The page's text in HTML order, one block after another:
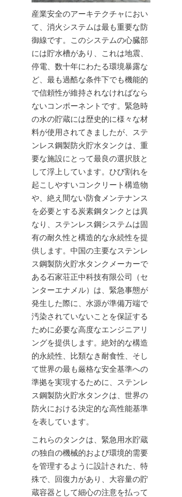
産業安全のアーキテクチャにおい
て、消火システムは最も重要な防
御線です。このシステムの心臓部
には貯水槽があり、これは地震、
停電、数十年にわたる環境暴露な
ど、最も過酷な条件下でも機能的
で信頼性が維持されなければなら
ないコンポーネントです。緊急時
の水の貯蔵には歴史的に様々な材
料が使用されてきましたが、ステ
ンレス鋼製防火貯水タンクは、重
要な施設にとって最良の選択肢と
して浮上しています。ひび割れを
起こしやすいコンクリート構造物
や、絶え間ない防食メンテナンス
を必要とする炭素鋼タンクとは異
なり、ステンレス鋼システムは固
有の耐久性と構造的な永続性を提
供します。中国の主要なステンレ
ス鋼製防火貯水タンクメーカーで
ある石家荘正中科技有限公司（セ
ンターエナメル）は、緊急事態が
発生した際に、水源が準備万端で
汚染されていないことを保証する
ために必要な高度なエンジニアリ
ングを提供します。絶対的な構造
的永続性、比類なき耐食性、そし
て世界の最も厳格な安全基準への
準拠を実現するために、ステンレ
ス鋼製防火貯水タンクは、世界の
防火における決定的な高性能基準
を表しています。
これらのタンクは、緊急用水貯蔵
の独自の機械的および環境的需要
を管理するように設計された、特
殊で、回復力があり、大容量の貯
蔵容器として細心の注意を払って